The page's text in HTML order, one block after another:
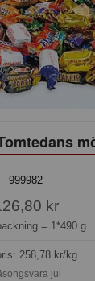
999982
kr
= 1*490 g
258,78kr/kg
jul